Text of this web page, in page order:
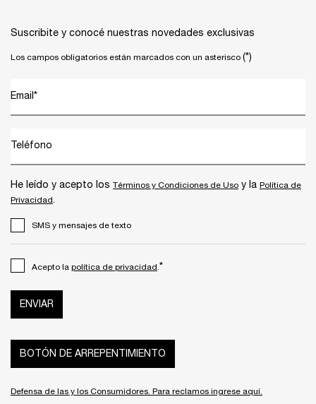
Suscribite y conocé nuestras novedades exclusivas
Los campos obligatorios están marcados con un asterisco (*)
Email *
Teléfono
He leído y acepto los Términos y Condiciones de Uso y la Política de
Privacidad.
SMS y mensajes de texto
Acepto la política de privacidad *
ENVIAR
BOTÓN DE ARREPENTIMIENTO
Defensa de las y los Consumidores. Para reclamos ingrese aquí.